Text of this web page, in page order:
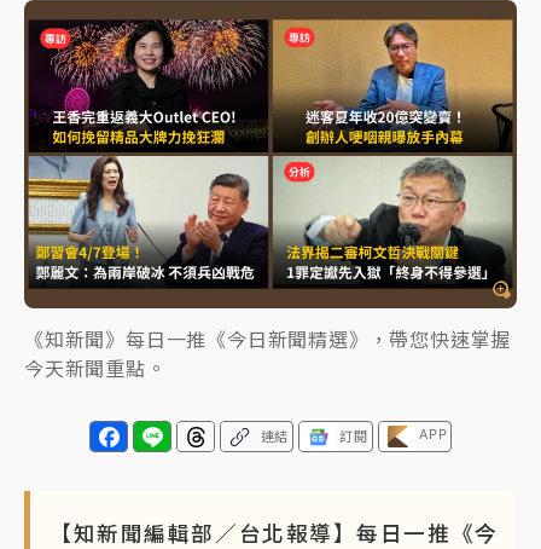
中租控股7月營收創今年新高 前7月獲利成長6%
獨家｜ 和欣客運總裁逝世！少東涉洗錢遭收押 戴手銬
腳鐐提前奔靈堂畫面曝
處置制度大變革！ 證交所今起縮短股票「關禁閉」天
數與撮合時間
才續任就飛美國大學面試 清大校長高為元致歉：機會
到來時引起我的好奇
白海豚颱風解除海警 西南風來了！4縣市大雨特報、各
地午後雷雨
分析｜ 7月營收甫首破單月9000億元下半年續旺指
標？ 鴻海本週法說法人關注的四大重點
盟 兩大愛徒向他致
《知新聞》每日一推《今日新聞精選》，帶您快速掌握
今天新聞重點。
連結 訂閱 APP
【知新聞編輯部／台北報導】每日一推《今